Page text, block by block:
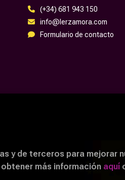
(+34) 681 943 150
info@lerzamora.com
Formulario de contacto
y de terceros para mejorar
más información aquí